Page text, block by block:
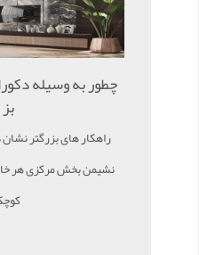
چطور به وسیله
راهکار های بزرگتر
نشیمن بخش مرکزی هر